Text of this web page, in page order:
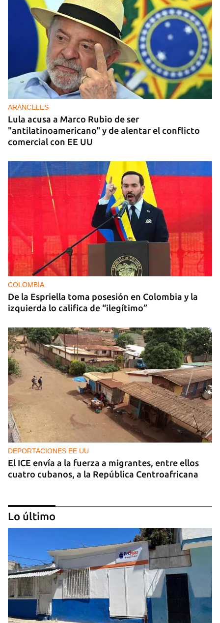
ARANCELES
Lula acusa a Marco Rubio de ser
"antilatinoamericano" y de alentar el conflicto
comercial con EE UU
COLOMBIA
De la Espriella toma posesión en Colombia y la
izquierda lo califica de “ilegítimo”
DEPORTACIONES EE UU
El ICE envía a la fuerza a migrantes, entre ellos
cuatro cubanos, a la República Centroafricana
GUERRA
Lo último